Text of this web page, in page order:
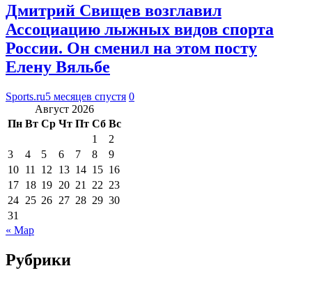
Дмитрий Свищев возглавил
Ассоциацию лыжных видов спорта
России. Он сменил на этом посту
Елену Вяльбе
Sports.ru5 месяцев спустя 0
Август 2026
Пн Вт Ср Чт Пт Сб Вс
1
2
3
4 5 6 7 8
9
10 11 12 13 14 15 16
17 18 19 20 21 22 23
24 25 26 27 28 29 30
31
« Мар
Рубрики